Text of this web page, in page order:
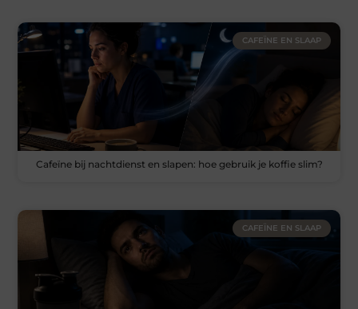
CAFEÏNE EN SLAAP
Cafeïne bij nachtdienst en slapen: hoe gebruik je koffie slim?
CAFEÏNE EN SLAAP